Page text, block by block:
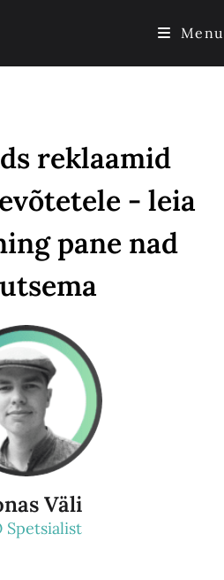
Menu
reklaamid
- leia
pane nad
Väli
Spetsialist